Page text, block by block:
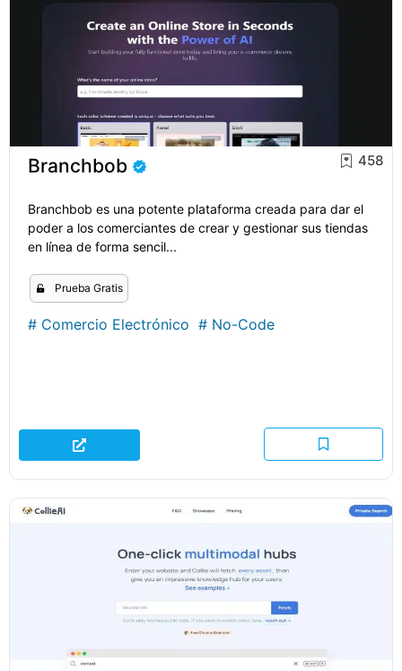
Branchbob 458
Branchbob es una potente plataforma creada para dar el
poder a los comerciantes de crear y gestionar sus tiendas
en línea de forma sencil...
Prueba Gratis
# Comercio Electrónico # No-Code